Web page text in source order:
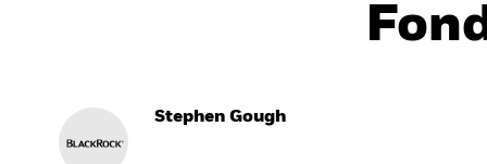
Stephen Gough